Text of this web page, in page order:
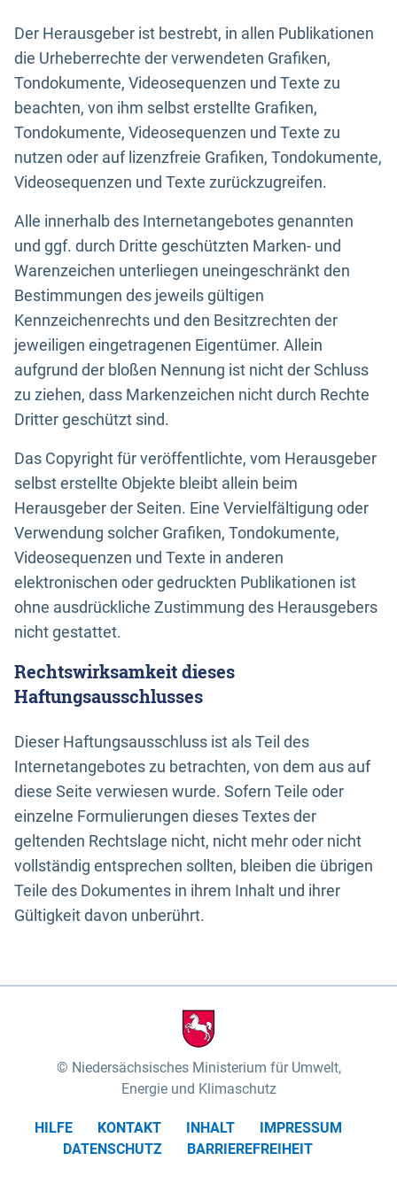
Der Herausgeber ist bestrebt, in allen Publikationen
die Urheberrechte der verwendeten Grafiken,
Tondokumente, Videosequenzen und Texte zu
beachten, von ihm selbst erstellte Grafiken,
Tondokumente, Videosequenzen und Texte zu
nutzen oder auf lizenzfreie Grafiken, Tondokumente,
Videosequenzen und Texte zurückzugreifen.
Alle innerhalb des Internetangebotes genannten
und ggf. durch Dritte geschützten Marken- und
Warenzeichen unterliegen uneingeschränkt den
Bestimmungen des jeweils gültigen
Kennzeichenrechts und den Besitzrechten der
jeweiligen eingetragenen Eigentümer. Allein
aufgrund der bloßen Nennung ist nicht der Schluss
zu ziehen, dass Markenzeichen nicht durch Rechte
Dritter geschützt sind.
Das Copyright für veröffentlichte, vom Herausgeber
selbst erstellte Objekte bleibt allein beim
Herausgeber der Seiten. Eine Vervielfältigung oder
Verwendung solcher Grafiken, Tondokumente,
Videosequenzen und Texte in anderen
elektronischen oder gedruckten Publikationen ist
ohne ausdrückliche Zustimmung des Herausgebers
nicht gestattet.
Rechtswirksamkeit dieses
Haftungsausschlusses
Dieser Haftungsausschluss ist als Teil des
Internetangebotes zu betrachten, von dem aus auf
diese Seite verwiesen wurde. Sofern Teile oder
einzelne Formulierungen dieses Textes der
geltenden Rechtslage nicht, nicht mehr oder nicht
vollständig entsprechen sollten, bleiben die übrigen
Teile des Dokumentes in ihrem Inhalt und ihrer
Gültigkeit davon unberührt.
Niedersächsisches Ministerium für Umwelt,
Energie und Klimaschutz
HILFE KONTAKT INHALT
IMPRESSUM
DATENSCHUTZ
BARRIEREFREIHEIT